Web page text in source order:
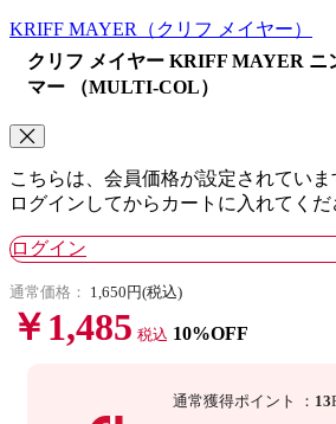
KRIFF MAYER
（クリフ メイヤー）
クリフ メイヤー KRIFF MAYER ニ
マー （MULTI-COL）
こちらは、会員価格が設定されていま
ログインしてからカートに入れてくだ
ログイン
通常価格： 1,650円(税込)
￥1,485 税込 10%OFF
通常獲得ポイント ： 13